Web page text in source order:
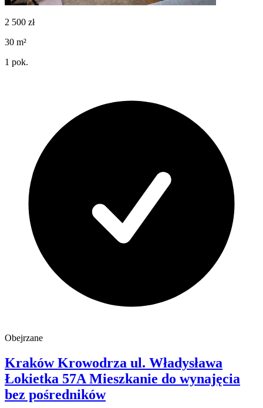
2 500 zł
30 m²
1 pok.
Obejrzane
Kraków Krowodrza ul. Władysława
Łokietka 57A Mieszkanie do wynajęcia
bez pośredników